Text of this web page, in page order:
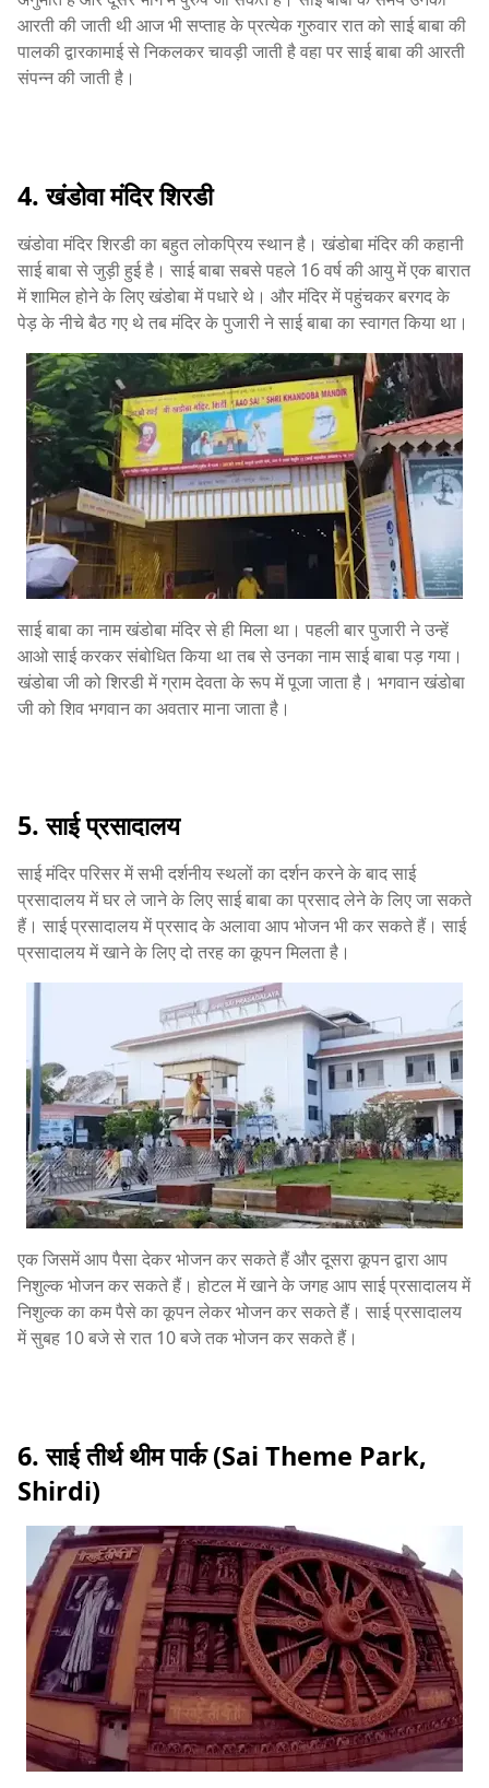
आरती की जाती थी आज भी सप्ताह के प्रत्येक गुरुवार रात को साई बाबा की
पालकी द्वारकामाई से निकलकर चावड़ी जाती है वहा पर साई बाबा की आरती
संपन्न की जाती है।
4. खंडोवा मंदिर शिरडी
खंडोवा मंदिर शिरडी का बहुत लोकप्रिय स्थान है। खंडोबा मंदिर की कहानी
साई बाबा से जुड़ी हुई है। साई बाबा सबसे पहले 16 वर्ष की आयु में एक बारात
में शामिल होने के लिए खंडोबा में पधारे थे। और मंदिर में पहुंचकर बरगद के
पेड़ के नीचे बैठ गए थे तब मंदिर के पुजारी ने साई बाबा का स्वागत किया था।
साई बाबा का नाम खंडोबा मंदिर से ही मिला था। पहली बार पुजारी ने उन्हें
आओ साई करकर संबोधित किया था तब से उनका नाम साई बाबा पड़ गया।
खंडोबा जी को शिरडी में ग्राम देवता के रूप में पूजा जाता है। भगवान खंडोबा
जी को शिव भगवान का अवतार माना जाता है।
5. साई प्रसादालय
साई मंदिर परिसर में सभी दर्शनीय स्थलों का दर्शन करने के बाद साई
प्रसादालय में घर ले जाने के लिए साई बाबा का प्रसाद लेने के लिए जा सकते
हैं। साई प्रसादालय में प्रसाद के अलावा आप भोजन भी कर सकते हैं। साई
प्रसादालय में खाने के लिए दो तरह का कूपन मिलता है।
एक जिसमें आप पैसा देकर भोजन कर सकते हैं और दूसरा कूपन द्वारा आप
निशुल्क भोजन कर सकते हैं। होटल में खाने के जगह आप साई प्रसादालय में
निशुल्क का कम पैसे का कूपन लेकर भोजन कर सकते हैं। साई प्रसादालय
में सुबह 10 बजे से रात 10 बजे तक भोजन कर सकते हैं।
6. साई तीर्थ थीम पार्क (Sai Theme Park,
Shirdi)